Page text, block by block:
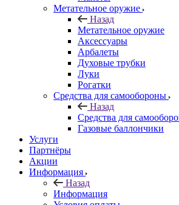
Метательное оружие
Назад
Метательное оружие
Аксессуары
Арбалеты
Духовые трубки
Луки
Рогатки
Средства для самообороны
Назад
Средства для
Газовые баллончики
Услуги
Партнёры
Акции
Информация
Назад
Информация